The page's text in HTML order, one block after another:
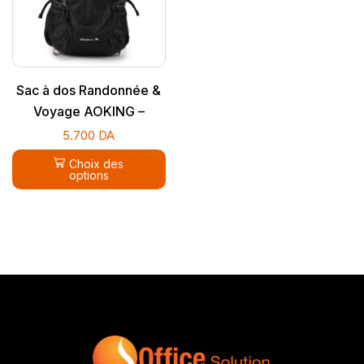
Sac à dos Randonnée &
Voyage AOKING –
Étanche & Ergonomique
(JN79878)
5.700 DA
Choix des
options